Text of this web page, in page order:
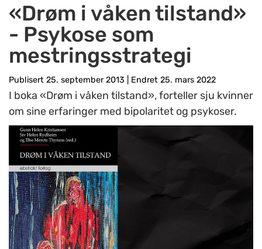
«Drøm i våken tilstand»
- Psykose som
mestringsstrategi
Publisert 25. september 2013 Endret 25. mars 2022
I boka «Drøm i våken tilstand», forteller sju kvinner
om sine erfaringer med bipolaritet og psykoser.